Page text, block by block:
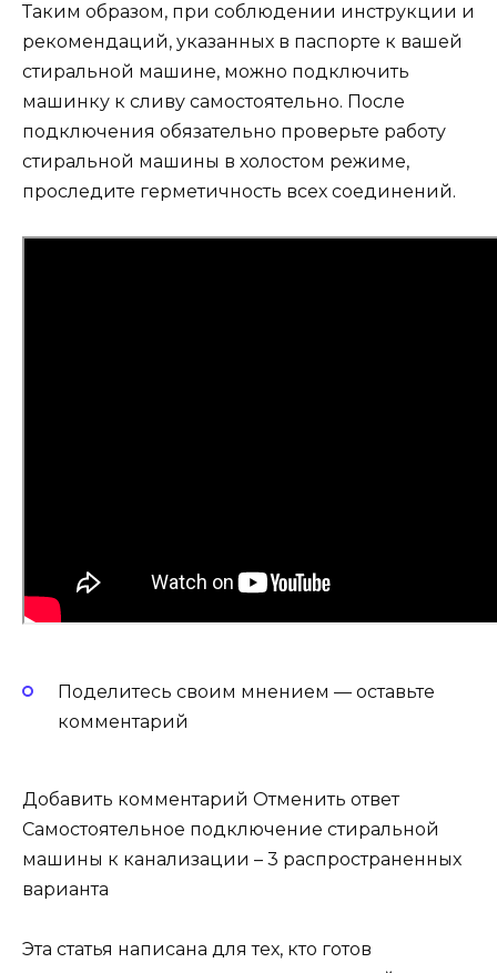
Таким образом, при соблюдении инструкции и
рекомендаций, указанных в паспорте к вашей
стиральной машине, можно подключить
машинку к сливу самостоятельно. После
подключения обязательно проверьте работу
стиральной машины в холостом режиме,
проследите герметичность всех соединений.
Поделитесь своим мнением — оставьте
комментарий
Добавить комментарий Отменить ответ
Самостоятельное подключение стиральной
машины к канализации – 3 распространенных
варианта
Эта статья написана для тех, кто готов